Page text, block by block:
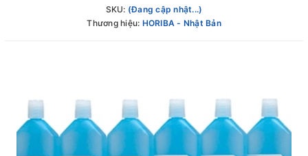
SKU: (Đang cập nhật...)
Thương hiệu: HORIBA - Nhật Bản